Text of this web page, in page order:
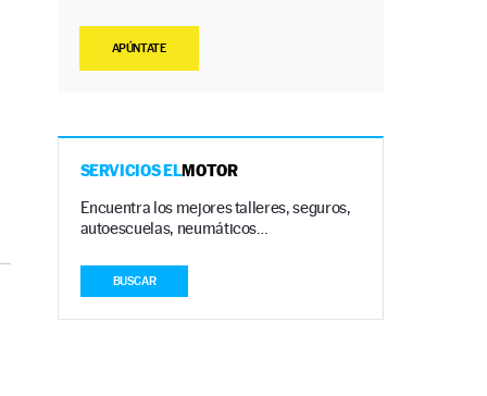
APÚNTATE
SERVICIOS ELMOTOR
Encuentra los mejores talleres, seguros,
autoescuelas, neumáticos…
BUSCAR